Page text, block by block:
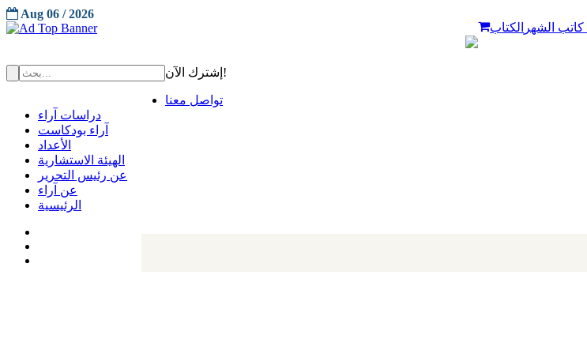
الشهر الكتاب
Aug 06 / 2026
إشترك الآن!
تواصل معنا
دراسات آراء
آراء بودكاست
الأعداد
الهيئة الاستشارية
عن رئيس التحرير
عن آراء
الرئيسية